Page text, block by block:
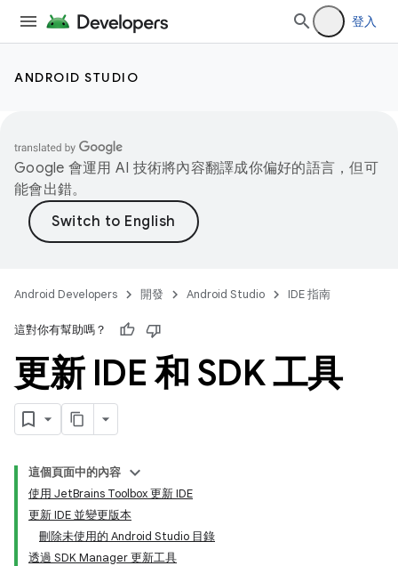
登入
ANDROID STUDIO
Google 會運用 AI 技術將內容翻譯成你偏好的語言，但可
能會出錯。
Android Developers 開發 Android Studio IDE 指南
這對你有幫助嗎？
更新 IDE 和 SDK 工具
這個頁面中的內容
使用 JetBrains Toolbox 更新 IDE
更新 IDE 並變更版本
刪除未使用的 Android Studio 目錄
透過 SDK Manager 更新工具